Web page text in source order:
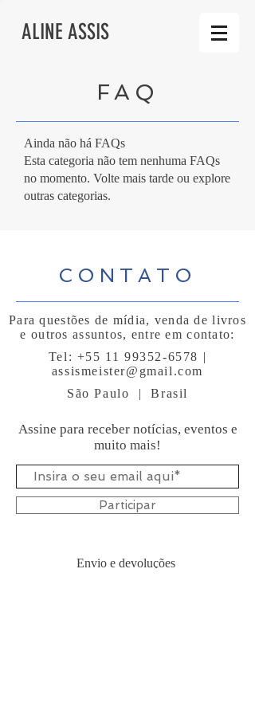
ALINE ASSIS
FAQ
Ainda não há FAQs
Esta categoria não tem nenhuma FAQs
no momento. Volte mais tarde ou explore
outras categorias.
CONTATO
Para questões de mídia, venda de livros
e outros assuntos, entre em contato:
Tel: +55 11 99352-6578 |
assismeister@gmail.com
São Paulo | Brasil
Assine para receber notícias, eventos e
muito mais!
Participar
Envio e devoluções